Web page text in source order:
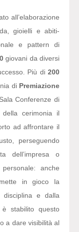
all’elaborazione
gioielli e abiti-
e pattern di
giovani da diversi
Più di 200
di Premiazione
Conferenze di
cerimonia il
ad affrontare il
perseguendo
dell’impresa o
anche
in gioco la
disciplina e dalla
stabilito questo
a dare visibilità al